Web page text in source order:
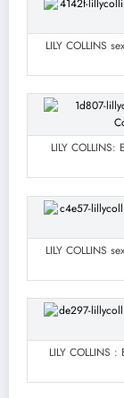
LILY COLLINS
LILY
LILY COLLINS
LILY COLLINS